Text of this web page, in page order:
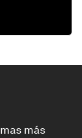
más